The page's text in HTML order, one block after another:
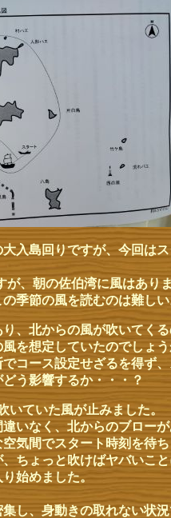
入島回りですが、今回は
が、朝の佐伯湾に風はあり
季節の風を読むのは難し
、北からの風が吹いてく
を想定していたのでしょ
コース設定せざるを得ず
う影響するか・・・？
いていた風が止みました。
いなく、北からのブロー
気間でスタート時刻を待
ちょっと吹けばヤバいこ
始めました。
し、身動きの取れない状